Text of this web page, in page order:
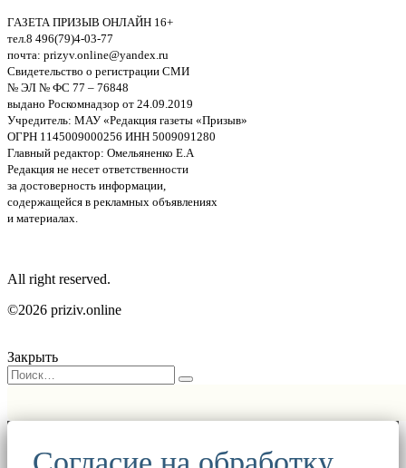
ГАЗЕТА ПРИЗЫВ ОНЛАЙН 16+
тел.8 496(79)4-03-77
почта: prizyv.online@yandex.ru
Свидетельство о регистрации СМИ
№ ЭЛ № ФС 77 – 76848
выдано Роскомнадзор от 24.09.2019
Учредитель: МАУ «Редакция газеты «Призыв»
ОГРН 1145009000256 ИНН 5009091280
Главный редактор: Омельяненко Е.А
Редакция не несет ответственности
за достоверность информации,
содержащейся в рекламных объявлениях
и материалах.
All right reserved.
©2026 priziv.online
Закрыть